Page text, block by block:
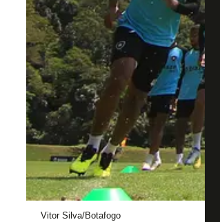
Vitor Silva/Botafogo